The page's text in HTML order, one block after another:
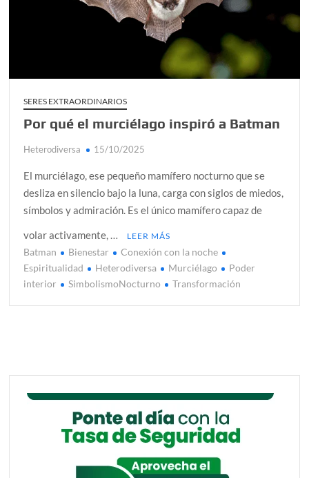
Día de Independencia 2026: de Patria Boba a Colombia
¿Podemos comunicarnos con seres de otros planos o
Salud mental digital: cómo frenar la ansiedad que
¿Cómo descubrir esa conexión energética de la sexualidad
SERES EXTRAORDINARIOS
Por qué el murciélago inspiró a Batman
Heterodiversa 15/10/2025
El murciélago, ese pequeño mamífero nocturno que se
desliza en silencio bajo la luna, carga con siglos de miedos,
símbolos y admiración. Es el único mamífero capaz de
volar activamente, …
LEER MÁS
Batman Bienestar
Conexión con la noche
Espiritualidad
Heterodiversa Murciélago
Poder
interior
SimbolismoNocturno Transformación